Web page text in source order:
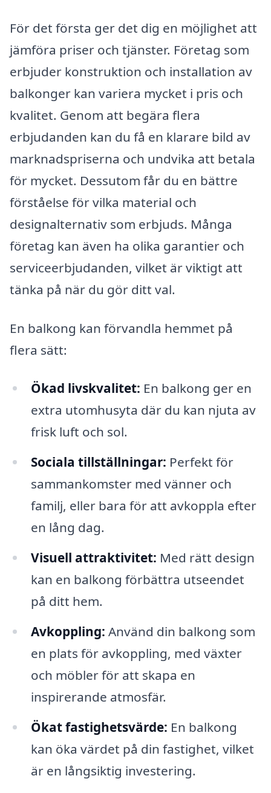
För det första ger det dig en möjlighet att
jämföra priser och tjänster. Företag som
erbjuder konstruktion och installation av
balkonger kan variera mycket i pris och
kvalitet. Genom att begära flera
erbjudanden kan du få en klarare bild av
marknadspriserna och undvika att betala
för mycket. Dessutom får du en bättre
förståelse för vilka material och
designalternativ som erbjuds. Många
företag kan även ha olika garantier och
serviceerbjudanden, vilket är viktigt att
tänka på när du gör ditt val.
En balkong kan förvandla hemmet på
flera sätt:
Ökad livskvalitet: En balkong ger en
extra utomhusyta där du kan njuta av
frisk luft och sol.
Sociala tillställningar: Perfekt för
sammankomster med vänner och
familj, eller bara för att avkoppla efter
en lång dag.
Visuell attraktivitet: Med rätt design
kan en balkong förbättra utseendet
på ditt hem.
Avkoppling: Använd din balkong som
en plats för avkoppling, med växter
och möbler för att skapa en
inspirerande atmosfär.
Ökat fastighetsvärde: En balkong
kan öka värdet på din fastighet, vilket
är en långsiktig investering.